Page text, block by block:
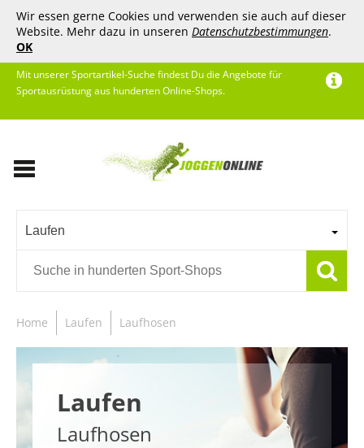
Wir essen gerne Cookies und verwenden sie auch auf dieser
Website. Mehr dazu in unseren Datenschutzbestimmungen.
OK
Mit unserer Sportartikel-Suche findest Du die Angebote für
Sportausrüstung aus hunderten Online-Shops.
Laufen
Home Laufen Laufhosen
Laufen
Laufhosen